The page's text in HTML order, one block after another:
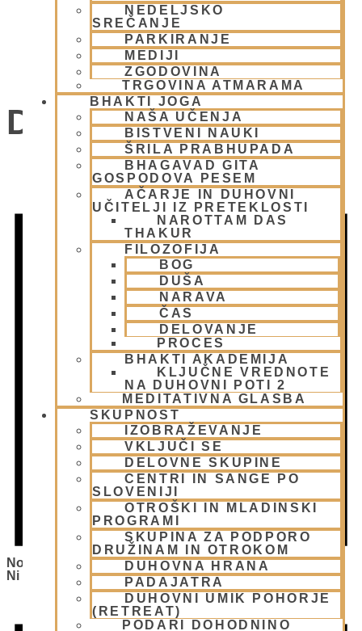
NEDELJSKO
SREČANJE
PARKIRANJE
MEDIJI
ZGODOVINA
TRGOVINA ATMARAMA
BHAKTI JOGA
NAŠA UČENJA
BISTVENI NAUKI
ŠRILA PRABHUPADA
BHAGAVAD GITA
GOSPODOVA PESEM
AČARJE IN DUHOVNI
UČITELJI IZ PRETEKLOSTI
NAROTTAM DAS
THAKUR
FILOZOFIJA
BOG
DUŠA
NARAVA
ČAS
DELOVANJE
PROCES
BHAKTI AKADEMIJA
KLJUČNE VREDNOTE
NA DUHOVNI POTI 2
MEDITATIVNA GLASBA
SKUPNOST
IZOBRAŽEVANJE
VKLJUČI SE
DELOVNE SKUPINE
CENTRI IN SANGE PO
SLOVENIJI
OTROŠKI IN MLADINSKI
PROGRAMI
SKUPINA ZA PODPORO
DRUŽINAM IN OTROKOM
DUHOVNA HRANA
PADAJATRA
DUHOVNI UMIK POHORJE
(RETREAT)
PODARI DOHODNINO
Dogodki
Notice
Ni Bilo Najdenih Rezultatov.